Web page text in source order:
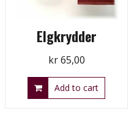
Elgkrydder
kr65,00
Add to cart